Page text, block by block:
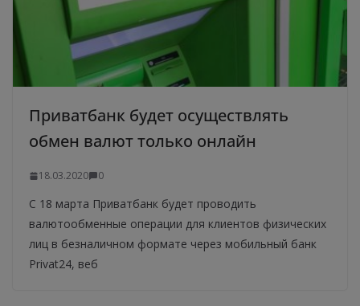
Приватбанк будет осуществлять
обмен валют только онлайн
18.03.2020 0
С 18 марта Приватбанк будет проводить
валютообменные операции для клиентов физических
лиц в безналичном формате через мобильный банк
Privat24, веб